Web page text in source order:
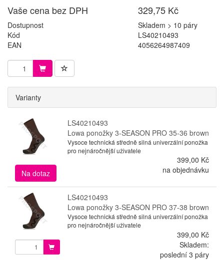
Vaše cena bez DPH
329,75 Kč
Dostupnost
Skladem > 10 páry
Kód
LS40210493
EAN
4056264987409
Varianty
LS40210493
Lowa ponožky 3-SEASON PRO 35-36 brown
Vysoce technická středně silná univerzální ponožka
pro nejnáročnější uživatele
399,00 Kč
Na dotaz
na objednávku
LS40210493
Lowa ponožky 3-SEASON PRO 37-38 brown
Vysoce technická středně silná univerzální ponožka
pro nejnáročnější uživatele
399,00 Kč
Skladem:
poslední 3 páry